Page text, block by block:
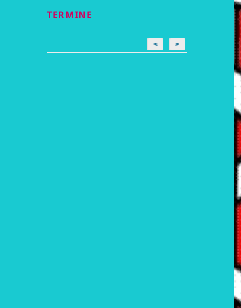
TERMINE
< >